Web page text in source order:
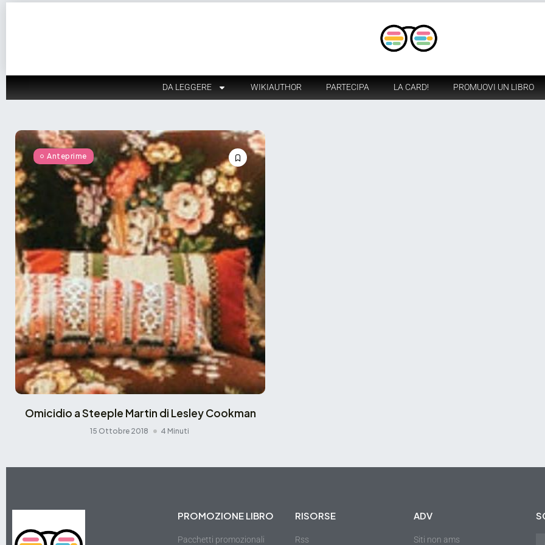
DA LEGGERE WIKIAUTHOR PARTECIPA LA CARD! PROMUOVI UN LIBRO
Anteprime
Omicidio a Steeple Martin di Lesley Cookman
15 Ottobre 2018 4 Minuti
PROMOZIONE LIBRO
Pacchetti promozionali
RISORSE
Rss
ADV
Siti non ams